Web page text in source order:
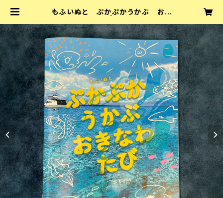
もふいぬと ぷかぷかうかぶ おき